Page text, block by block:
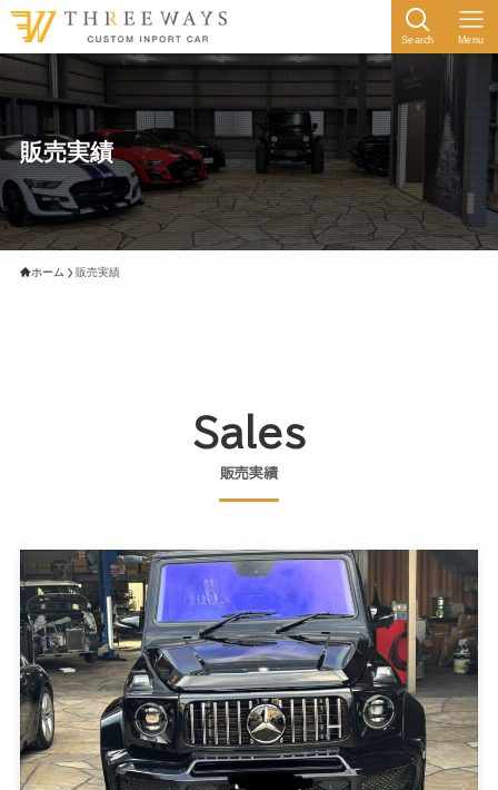
Search Menu
販売実績
ホーム 販売実績
Sales
販売実績